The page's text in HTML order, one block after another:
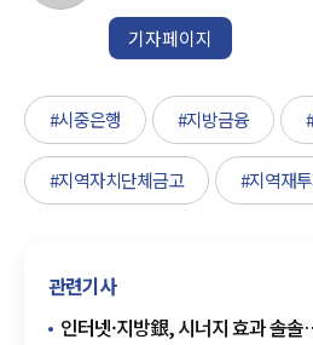
기자페이지
#시중은행 #지방금융
#지역자치단체금고 #지역재
관련기사
인터넷·지방銀, 시너지 효과 솔